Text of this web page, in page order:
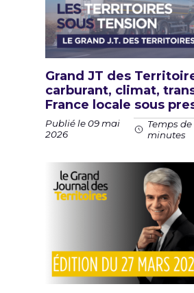
Grand JT des
carburant, climat,
France locale sous
Publié le 09 mai
2026
Temps
minutes